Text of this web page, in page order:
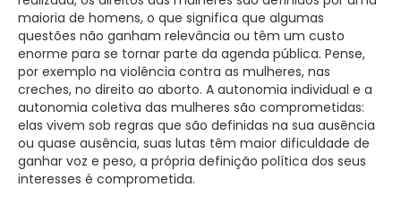
maioria de homens, o que significa que algumas
questões não ganham relevância ou têm um custo
enorme para se tornar parte da agenda pública. Pense,
por exemplo na violência contra as mulheres, nas
creches, no direito ao aborto. A autonomia individual e a
autonomia coletiva das mulheres são comprometidas:
elas vivem sob regras que são definidas na sua ausência
ou quase ausência, suas lutas têm maior dificuldade de
ganhar voz e peso, a própria definição política dos seus
interesses é comprometida.